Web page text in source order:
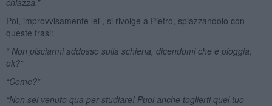
Poi, improvvisamente lei , si rivolge a Pietro, spiazzandolo con
queste frasi:
“ Non pisciarmi addosso sulla schiena, dicendomi che è pioggia,
ok?”
“Come?”
“Non sei venuto qua per studiare! Puoi anche toglierti quel tuo